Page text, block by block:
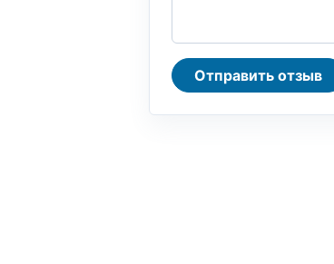
Отправить отзыв